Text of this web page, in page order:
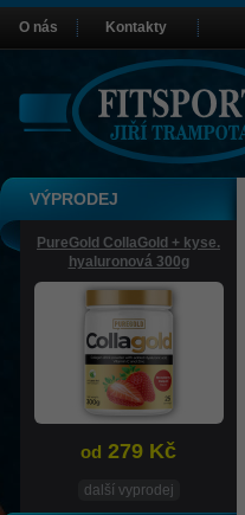
VÝPRODEJ
PureGold CollaGold + kyse.
hyaluronová 300g
od 279 Kč
další vyprodej
O nás Kontakty